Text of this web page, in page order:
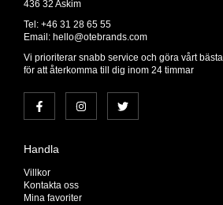
436 32 Askim
Tel: +46 31 28 65 55
Email: hello@otebrands.com
Vi prioriterar snabb service och göra vårt bästa
för att återkomma till dig inom 24 timmar
Handla
Villkor
Kontakta oss
Mina favoriter